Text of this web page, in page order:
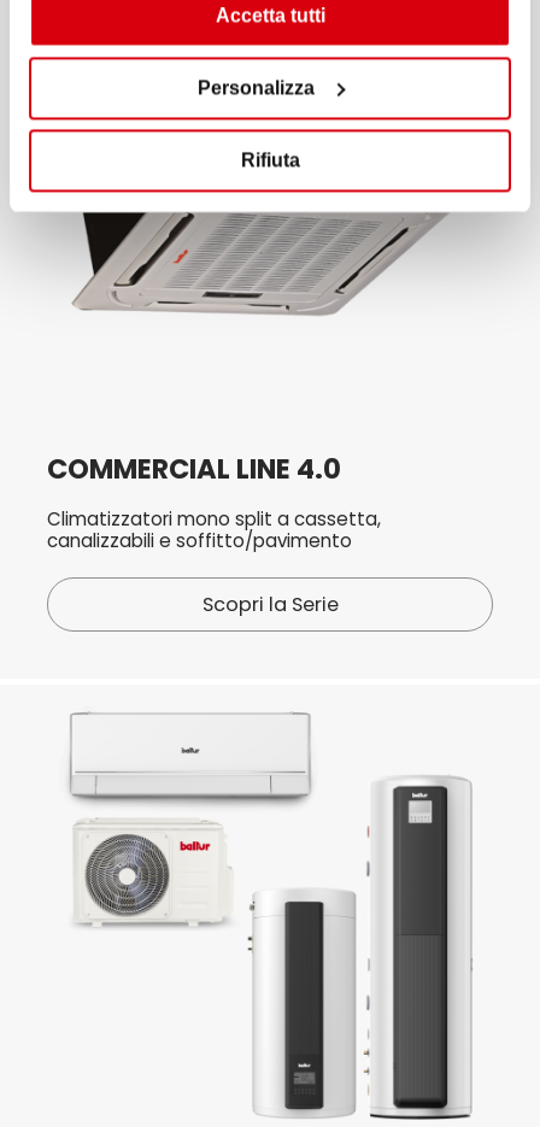
Accetta tutti
Personalizza
Rifiuta
COMMERCIAL LINE 4.0
Climatizzatori mono split a cassetta,
canalizzabili e soffitto/pavimento
Scopri la Serie